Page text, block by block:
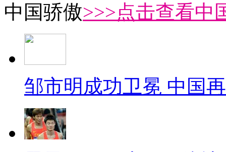
中国骄傲>>>点击查看中
邹市明成功卫冕 中国